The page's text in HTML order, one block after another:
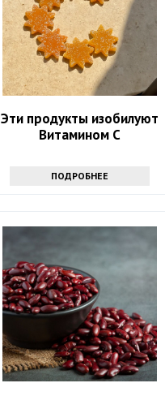
Эти продукты изобилуют
Витамином С
ПОДРОБНЕЕ